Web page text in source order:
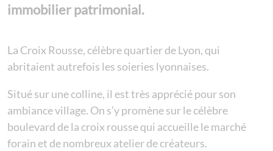
immobilier patrimonial.
La Croix Rousse, célèbre quartier de Lyon, qui
abritaient autrefois les soieries lyonnaises.
Situé sur une colline, il est très apprécié pour son
ambiance village. On s’y promène sur le célèbre
boulevard de la croix rousse qui accueille le marché
forain et de nombreux atelier de créateurs.